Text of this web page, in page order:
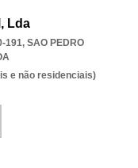
Lda
191, SAO PEDRO
e não residenciais)